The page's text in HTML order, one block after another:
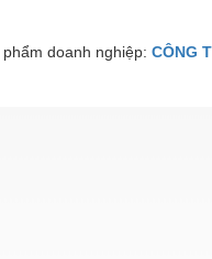
phẩm doanh nghiệp: CÔNG